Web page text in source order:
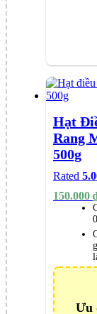
Hạt
Rang
500g
Rated
150.000
Ưu